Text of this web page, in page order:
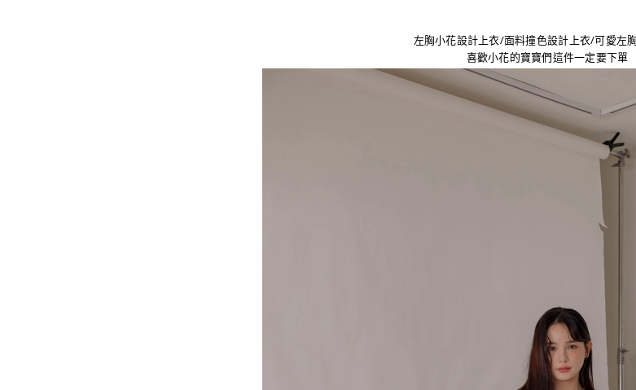
左胸小花設計上衣/面料撞色設計上衣/可愛左
喜歡小花的寶寶們這件一定要下單